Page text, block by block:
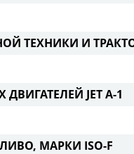
ТЕХНИКИ И
JET A-1
МАРКИ ISO-F